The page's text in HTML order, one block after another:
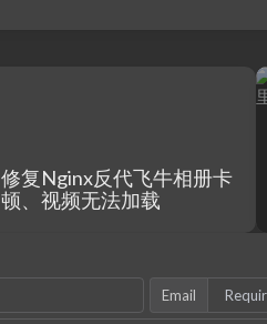
修复Nginx反代飞牛相册卡
顿、视频无法加载
Email